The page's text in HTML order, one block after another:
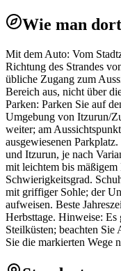
Wie man
Mit dem Auto: Vom
Richtung des Strandes
übliche Zugang zum
Bereich aus, nicht über
Parken: Parken Sie auf
Umgebung von Itzurun/
weiter; am
ausgewiesenen
und Itzurun, je nach
mit leichtem bis
Schwierigkeitsgrad.
mit griffiger Sohle; der
aufweisen. Beste
Herbsttage. Hinweise:
Steilküsten; beachten Sie
Sie die markierten Wege